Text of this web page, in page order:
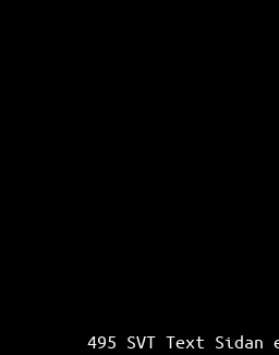
495 SVT Text